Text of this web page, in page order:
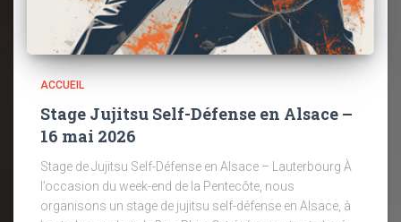
ACCUEIL
Stage Jujitsu Self-Défense en Alsace –
16 mai 2026
Stage de Jujitsu Self-Défense en Alsace – Lauterbourg À
l’occasion du week-end de la Pentecôte, nous
organisons un stage de jujitsu self-défense en Alsace, à